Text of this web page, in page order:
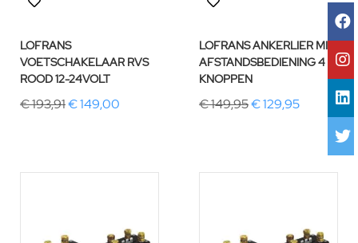
LOFRANS
VOETSCHAKELAAR RVS
ROOD 12-24VOLT
€ 193,91€ 149,00
LOFRANS ANKERLIER MINI
AFSTANDSBEDIENING 4
KNOPPEN
€ 149,95€ 129,95